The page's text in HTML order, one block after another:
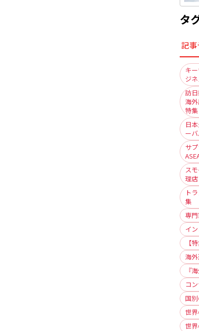
タ
記
キ
ジ
訪
海
特集
日
ー
サ
ス
理
ト
集
専
イ
【
海
『
コ
国
世
世